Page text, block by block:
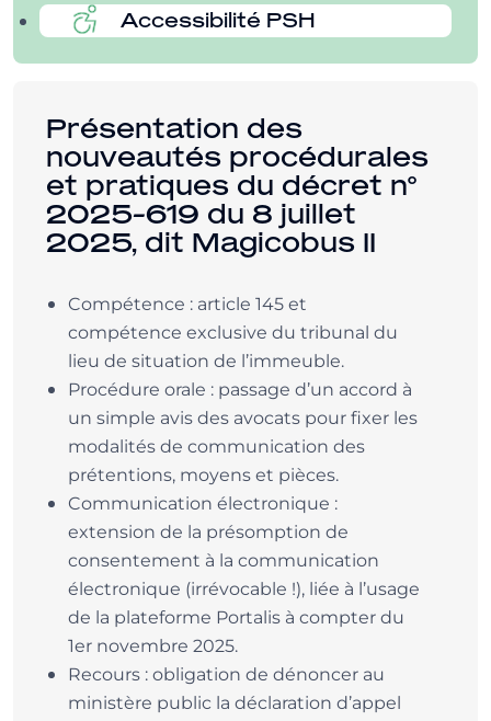
Accessibilité PSH
Présentation des
nouveautés procédurales
et pratiques du décret n°
2025-619 du 8 juillet
2025, dit Magicobus II
Compétence : article 145 et
compétence exclusive du tribunal du
lieu de situation de l’immeuble.
Procédure orale : passage d’un accord à
un simple avis des avocats pour fixer les
modalités de communication des
prétentions, moyens et pièces.
Communication électronique :
extension de la présomption de
consentement à la communication
électronique (irrévocable !), liée à l’usage
de la plateforme Portalis à compter du
1er novembre 2025.
Recours : obligation de dénoncer au
ministère public la déclaration d’appel